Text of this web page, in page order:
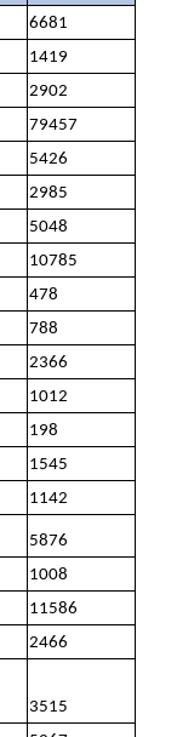
6681
1419
2902
79457
5426
2985
5048
10785
478
788
2366
1012
198
1545
1142
5876
1008
11586
2466
3515